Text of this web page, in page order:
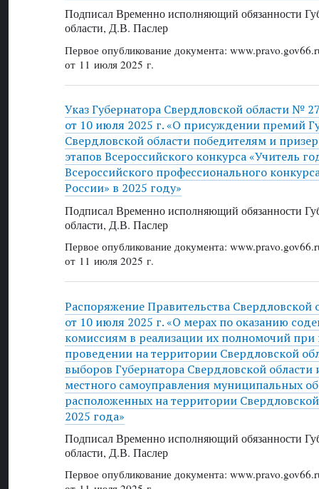
Подписал Временно исполняющий обязанности
области, Д.В. Паслер
Первое опубликование документа:
от 11 июля 2025 г.
Указ Губернатора Свердловской области №
от 10 июля 2025 г. «О присуждении премий
Свердловской области победителям и
этапов Всероссийского конкурса «Учитель
Всероссийского профессионального
России» в 2025 году»
Подписал Временно исполняющий обязанности
области, Д.В. Паслер
Первое опубликование документа:
от 11 июля 2025 г.
Распоряжение Правительства
от 10 июля 2025 г. «О мерах по оказанию
комиссиям в реализации их полномочий при
проведении на территории Свердловской
выборов Губернатора Свердловской
местного самоуправления муниципальных
расположенных на территории
2025 года»
Подписал Временно исполняющий обязанности
области, Д.В. Паслер
Первое опубликование документа: